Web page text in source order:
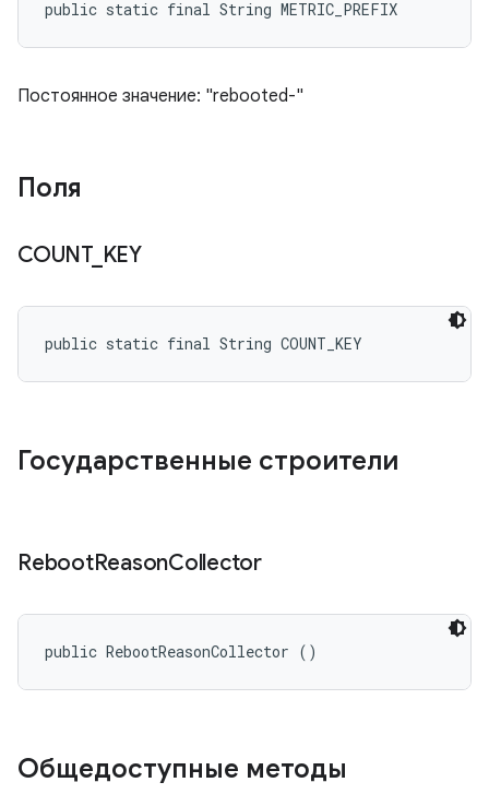
public static final String METRIC_PREFIX
Постоянное значение: "rebooted-"
Поля
COUNT_ KEY
public static final String COUNT_KEY
Государственные строители
RebootReasonCollector
public RebootReasonCollector ()
Общедоступные методы